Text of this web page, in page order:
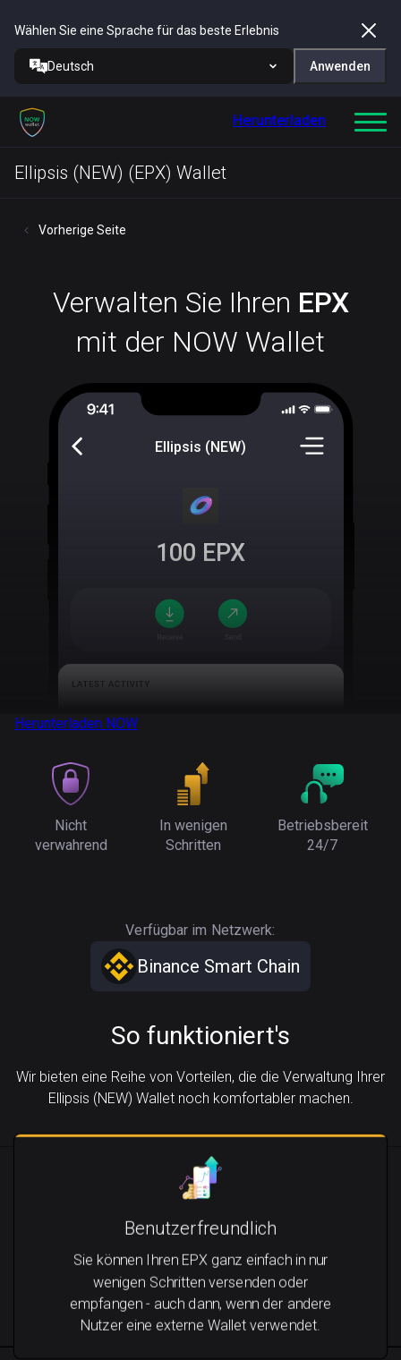
Wählen Sie eine Sprache für das beste Erlebnis
Deutsch Anwenden
Herunterladen
Ellipsis (NEW) (EPX) Wallet
Vorherige Seite
Verwalten Sie Ihren EPX
mit der NOW Wallet
Ellipsis (NEW)
100 EPX
Herunterladen NOW
Nicht
verwahrend
In wenigen
Schritten
Betriebsbereit
24/7
Verfügbar im Netzwerk:
Binance Smart Chain
So funktioniert's
Wir bieten eine Reihe von Vorteilen, die die Verwaltung Ihrer
Ellipsis (NEW) Wallet noch komfortabler machen.
Benutzerfreundlich
Sie können Ihren EPX ganz einfach in nur
wenigen Schritten versenden oder
empfangen - auch dann, wenn der andere
Nutzer eine externe Wallet verwendet.